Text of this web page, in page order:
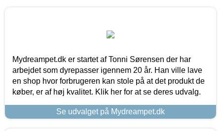
Mydreampet.dk er startet af Tonni Sørensen der har
arbejdet som dyrepasser igennem 20 år. Han ville lave
en shop hvor forbrugeren kan stole på at det produkt de
køber, er af høj kvalitet. Klik her for at se deres udvalg.
Se udvalget på Mydreampet.dk